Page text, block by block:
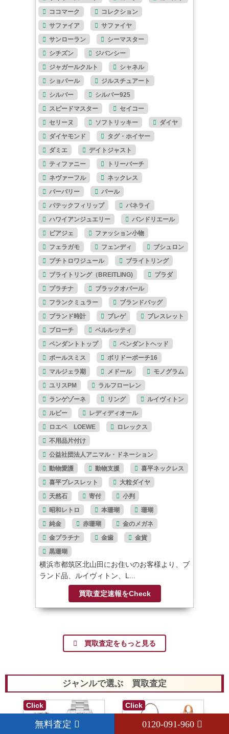
ココマーク
コレクション
サファイア
サファイヤ
サンローラン
シーマスター
シチズン
ジバンシー
ジャガールクルト
シャネル
ショパール
ジルスチュアート
シルバー
シルバー925
スピードマスター
セイコー
セリーヌ
ソフトリッキー
ダイヤ
ダイヤモンド
タグ・ホイヤー
ダミエ
デイトジャスト
ティファニー
トリーバーチ
ネヴァーフル
ネックレス
バーバリー
パール
パテックフィリップ
パネライ
ハワイアンジュエリー
バンドリエール
ピアジェ
ファッション小物
フェラガモ
フェンディ
ブシュロン
プチトロワジュール
ブライトリング
ブライトリング（BREITLING)
プラダ
プラチナ
ブラックオパール
フランクミュラー
ブランドバッグ
ブランド時計
ブレゲ
ブレスレット
ブローチ
ベルルッティ
ペンダントトップ
ペンダントヘッド
ポールスミス
ボリドーポーチ16
マルジェラ期
メドール
モノグラム
ユリスPM
ラルフローレン
ランゲゾーネ
リング
ルイヴィトン
ルビー
レディディオール
ロエベ LOEWE
ロレックス
不用品片付け
公益社団法人アニマル・ドネーション
動物愛護
動物支援
喜平ネックレス
喜平ブレスレット
大粒ダイヤ
天然石
寄付
小判
昭和レトロ
本珊瑚
珊瑚
純金
赤珊瑚
金のメガネ
金プラチナ
金歯
金貨
黒珊瑚
横浜市都筑区北山田にお住いのお客様より、ブ
ランド品、ルイヴィトン、L...
買取査定速報をCheck
買取査定をもっと見る
ジャンルで選ぶ 買取査定
Click Click
無料査定 0120-091-960